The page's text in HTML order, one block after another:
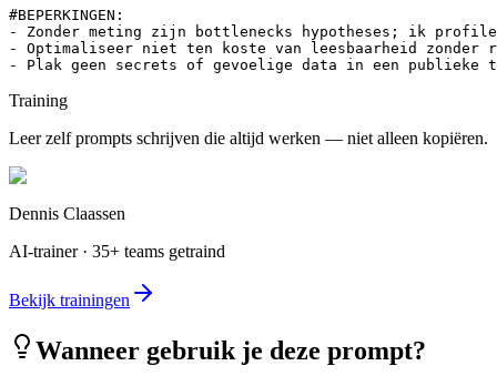
#BEPERKINGEN:
- Zonder meting zijn bottlenecks hypotheses; ik
- Optimaliseer niet ten koste van leesbaarheid zonder
- Plak geen secrets of gevoelige data in een publieke
Training
Leer zelf prompts schrijven die altijd werken — niet alleen kopiëren.
Dennis Claassen
AI-trainer · 35+ teams getraind
Bekijk trainingen
Wanneer gebruik je deze prompt?